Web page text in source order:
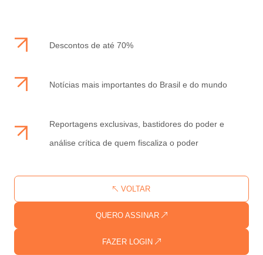
Descontos de até 70%
Notícias mais importantes do Brasil e do mundo
Reportagens exclusivas, bastidores do poder e
análise crítica de quem fiscaliza o poder
FAZER LOGIN
QUERO ASSINAR
VOLTAR